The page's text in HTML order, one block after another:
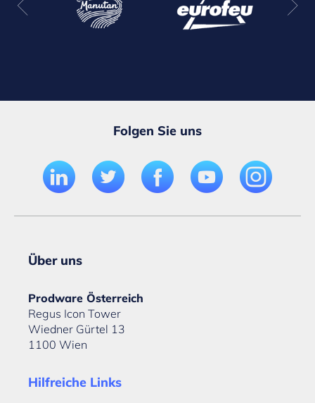
Folgen Sie uns
Über uns
Prodware Österreich
Regus Icon Tower
Wiedner Gürtel 13
1100 Wien
Hilfreiche Links